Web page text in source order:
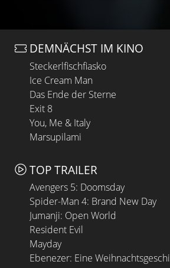
DEMNÄCHST IM KINO
Steckerlfischfiasko
Ice Cream Man
Das Ende der Sterne
Exit 8
You, Me & Italy
Marsupilami
TOP TRAILER
Avengers 5: Doomsday
Spider-Man 4: Brand New Day
Jumanji: Open World
Resident Evil
Mayday
Ebenezer: Eine